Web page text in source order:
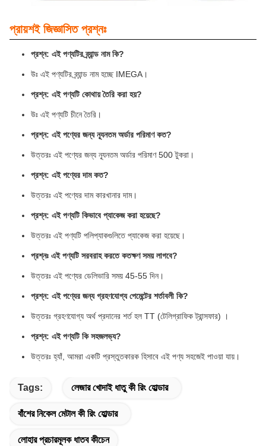
প্রায়শই জিজ্ঞাসিত প্রশ্নঃ
প্রশ্ন: এই পণ্যটির ব্র্যান্ড নাম কি?
উঃ এই পণ্যটির ব্র্যান্ড নাম হচ্ছে IMEGA।
প্রশ্ন: এই পণ্যটি কোথায় তৈরি করা হয়?
উঃ এই পণ্যটি চীনে তৈরি।
প্রশ্ন: এই পণ্যের জন্য ন্যূনতম অর্ডার পরিমাণ কত?
উত্তরঃ এই পণ্যের জন্য ন্যূনতম অর্ডার পরিমাণ 500 টুকরা।
প্রশ্ন: এই পণ্যের দাম কত?
উত্তরঃ এই পণ্যের দাম কারখানার দাম।
প্রশ্ন: এই পণ্যটি কিভাবে প্যাকেজ করা হয়েছে?
উত্তরঃ এই পণ্যটি পলিপ্যাকগুলিতে প্যাকেজ করা হয়েছে।
প্রশ্নঃ এই পণ্যটি সরবরাহ করতে কতক্ষণ সময় লাগবে?
উত্তরঃ এই পণ্যের ডেলিভারি সময় 45-55 দিন।
প্রশ্ন: এই পণ্যের জন্য গ্রহণযোগ্য পেমেন্টের শর্তাবলী কি?
উত্তরঃ গ্রহণযোগ্য অর্থ প্রদানের শর্ত হল TT (টেলিগ্রাফিক ট্রান্সফার) ।
প্রশ্ন: এই পণ্যটি কি সহজলভ্য?
উত্তরঃ হ্যাঁ, আমরা একটি প্রস্তুতকারক হিসাবে এই পণ্য সহজেই পাওয়া যায়।
Tags: লেজার খোদাই ধাতু কী রিং হোল্ডার
বাঁশের নিকেল মেটাল কী রিং হোল্ডার
লোহার প্রচারমূলক ধাতব কীচেন